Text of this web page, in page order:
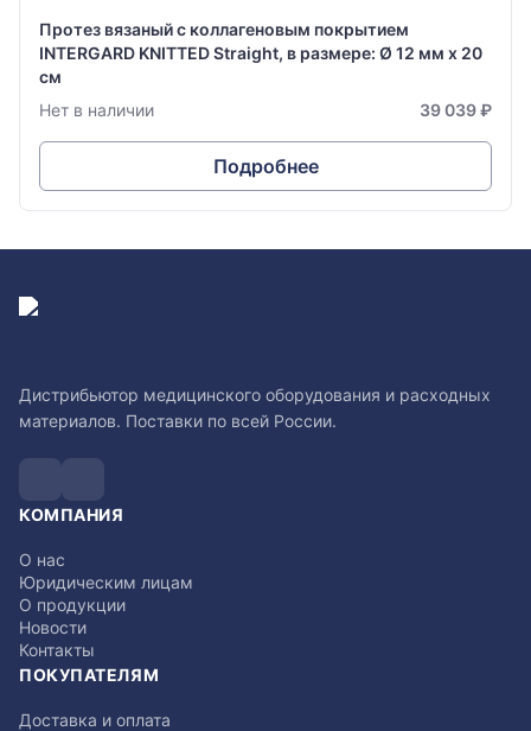
Протез вязаный с коллагеновым покрытием
INTERGARD KNITTED Straight, в размере: Ø 12 мм х 20
см
Нет в наличии
39 039 ₽
Подробнее
Дистрибьютор медицинского оборудования и расходных
материалов. Поставки по всей России.
КОМПАНИЯ
О нас
Юридическим лицам
О продукции
Новости
Контакты
ПОКУПАТЕЛЯМ
Доставка и оплата